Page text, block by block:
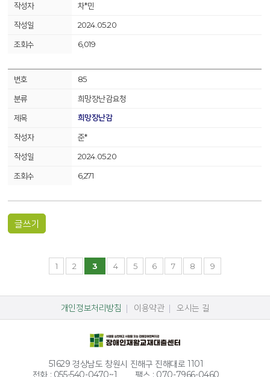
차*민
2024.05.20
6,019
85
희망장난감요청
희망장난감
준*
2024.05.20
6,271
글쓰기
1 2 3 4 5 6 7 8 9
개인정보처리방침 이용약관 오시는 길
51629 경상남도 창원시 진해구 진해대로 1101
전화 : 055-540-0470~1
팩스 : 070-7966-0460